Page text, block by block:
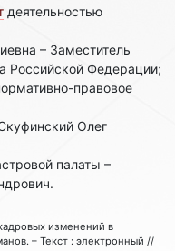
деятельностью
– Заместитель
Российской Федерации;
правовое
Олег
палаты –
изменений в
– Текст : электронный //